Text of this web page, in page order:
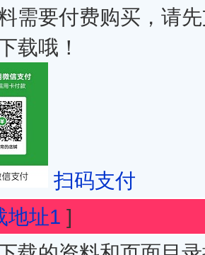
需要付费购买，请
载哦！
扫码支付
地址1 ]